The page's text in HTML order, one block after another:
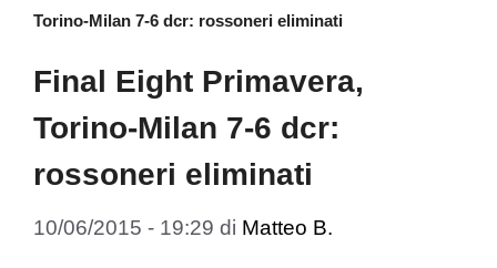
Torino-Milan 7-6 dcr: rossoneri eliminati
Final Eight Primavera,
Torino-Milan 7-6 dcr:
rossoneri eliminati
10/06/2015 - 19:29 di Matteo B.